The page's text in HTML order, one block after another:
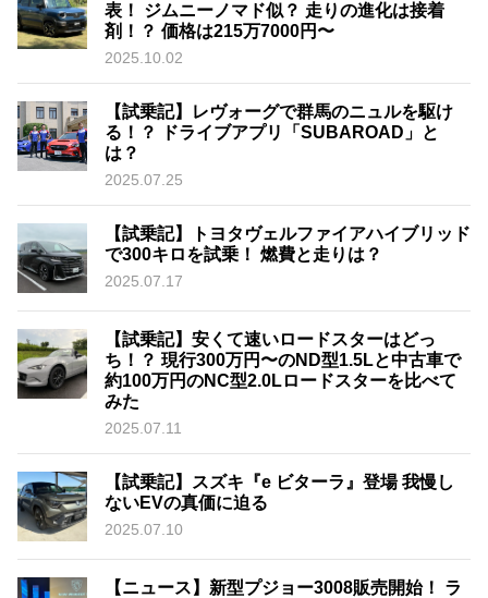
表！ ジムニーノマド似？ 走りの進化は接着
剤！？ 価格は215万7000円〜
2025.10.02
【試乗記】レヴォーグで群馬のニュルを駆け
る！？ ドライブアプリ「SUBAROAD」と
は？
2025.07.25
【試乗記】トヨタヴェルファイアハイブリッド
で300キロを試乗！ 燃費と走りは？
2025.07.17
【試乗記】安くて速いロードスターはどっ
ち！？ 現行300万円〜のND型1.5Lと中古車で
約100万円のNC型2.0Lロードスターを比べて
みた
2025.07.11
【試乗記】スズキ『e ビターラ』登場 我慢し
ないEVの真価に迫る
2025.07.10
【ニュース】新型プジョー3008販売開始！ ラ